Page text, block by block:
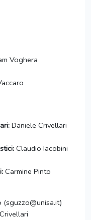
Voghera
Daniele Crivellari
Claudio Iacobini
Carmine Pinto
(sguzzo@unisa.it)